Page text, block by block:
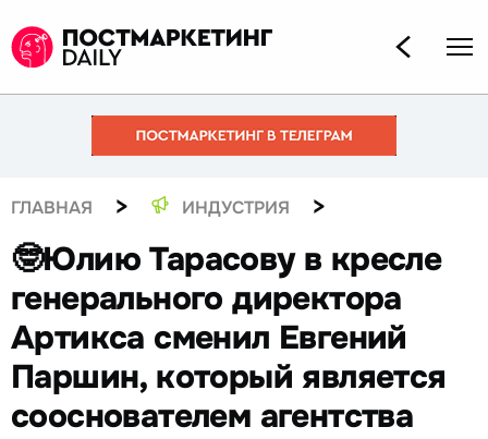
ГЛАВНАЯ > ИНДУСТРИЯ >
🤓Юлию Тарасову в кресле
генерального директора
Артикса сменил Евгений
Паршин, который является
сооснователем агентства